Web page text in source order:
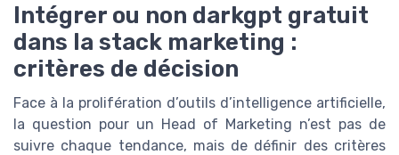
Intégrer ou non darkgpt gratuit
dans la stack marketing :
critères de décision
Face à la prolifération d’outils d’intelligence artificielle,
la question pour un Head of Marketing n’est pas de
suivre chaque tendance, mais de définir des critères